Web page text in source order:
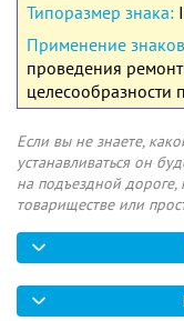
проведения
целесообразности
Если вы не знаете,
устанавливаться он
на подъездной
товариществе или